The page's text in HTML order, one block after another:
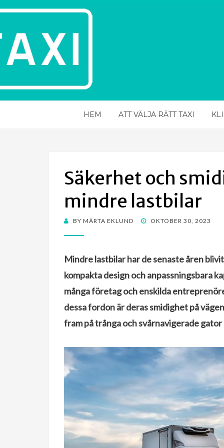
HEM ATT VÄLJA RÄTT TAXI
Säkerhet och
mindre lastbilar
BY MÄRTA EKLUND
POSTED
OKTOBER 30, 2023
Mindre lastbilar har de senaste åren
kompakta design och anpassningsbara
många företag och enskilda
dessa fordon är deras smidighet på
fram på trånga och svårnavigerade